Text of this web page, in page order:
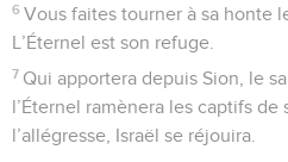
6 Vous faites tourner à sa honte
L’Éternel est son refuge.
7 Qui apportera depuis Sion, le
l’Éternel ramènera les captifs
l’allégresse, Israël se réjouira.